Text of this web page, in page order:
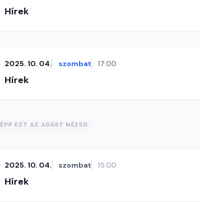
Hírek
2025. 10. 04. szombat 17:00
Hírek
ÉPP EZT AZ ADÁST NÉZED
2025. 10. 04. szombat 15:00
Hírek